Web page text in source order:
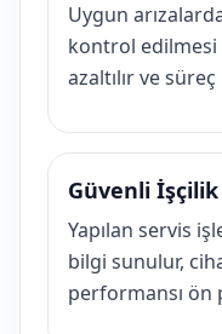
Uygun
kontrol edilmesi
azaltılır ve süreç
Güvenli İşçilik
Yapılan servis
bilgi sunulur,
performansı ön